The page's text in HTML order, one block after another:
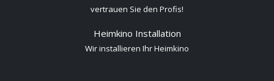
vertrauen Sie den Profis!
Heimkino Installation
Wir installieren Ihr Heimkino